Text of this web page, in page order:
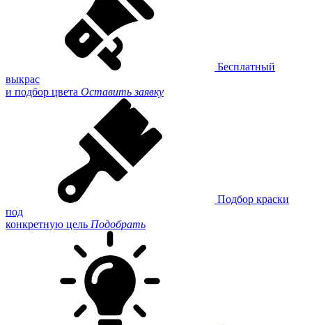
Бесплатный
выкрас
и подбор цвета Оставить заявку
Подбор краски
под
конкретную цель Подобрать